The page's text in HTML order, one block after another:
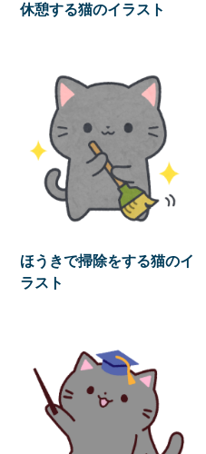
休憩する猫のイラスト
ほうきで掃除をする猫のイ
ラスト